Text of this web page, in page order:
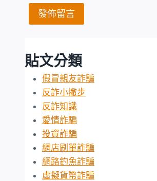
貼文分類
假冒親友詐騙
反詐小撇步
反詐知識
愛情詐騙
投資詐騙
網店刷單詐騙
網路釣魚詐騙
虛擬貨幣詐騙